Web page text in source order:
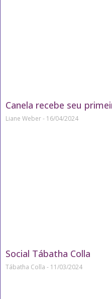
Canela recebe seu
Liane Weber 16/04/2024
Social Tábatha Colla
Tábatha Colla 11/03/2024